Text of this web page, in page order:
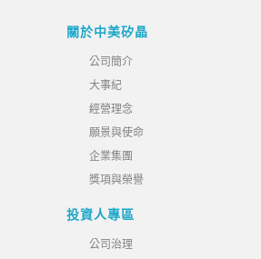
關於中美矽晶
公司簡介
大事紀
經營理念
願景與使命
企業集團
獎項與榮譽
投資人專區
公司治理